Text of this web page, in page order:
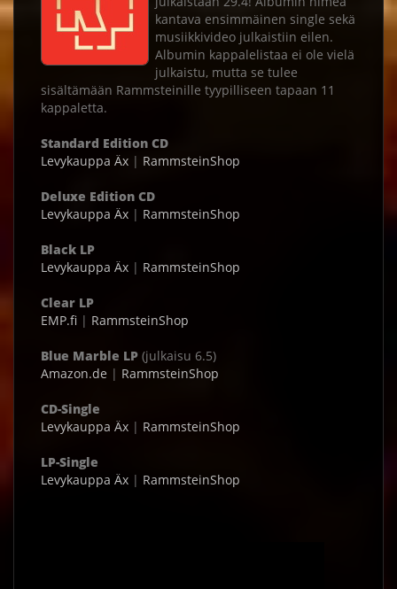
kantava ensimmäinen single sekä
musiikkivideo julkaistiin eilen.
Albumin kappalelistaa ei ole vielä
julkaistu, mutta se tulee
sisältämään Rammsteinille tyypilliseen tapaan 11
kappaletta.
Standard Edition CD
Levykauppa Äx | RammsteinShop
Deluxe Edition CD
Levykauppa Äx | RammsteinShop
Black LP
Levykauppa Äx | RammsteinShop
Clear LP
EMP.fi | RammsteinShop
Blue Marble LP (julkaisu 6.5)
Amazon.de | RammsteinShop
CD-Single
Levykauppa Äx | RammsteinShop
LP-Single
Levykauppa Äx | RammsteinShop